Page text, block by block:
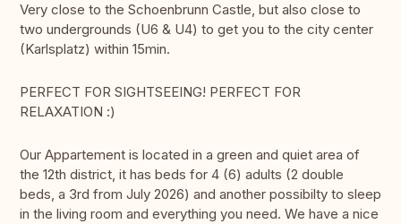
Very close to the Schoenbrunn Castle, but also close to
two undergrounds (U6 & U4) to get you to the city center
(Karlsplatz) within 15min.
PERFECT FOR SIGHTSEEING! PERFECT FOR
RELAXATION :)
Our Appartement is located in a green and quiet area of
the 12th district, it has beds for 4 (6) adults (2 double
beds, a 3rd from July 2026) and another possibilty to sleep
in the living room and everything you need. We have a nice